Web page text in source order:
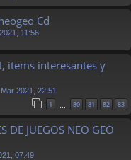
Cd
11:56
items interesantes y
2021, 22:51
1 80 81 82 83
DE JUEGOS NEO GEO
07:49